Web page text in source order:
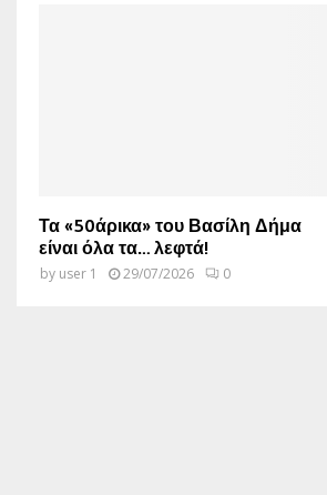
Τα «50άρικα» του Βασίλη Δήμα
είναι όλα τα… λεφτά!
by user 1 29/07/2026 0